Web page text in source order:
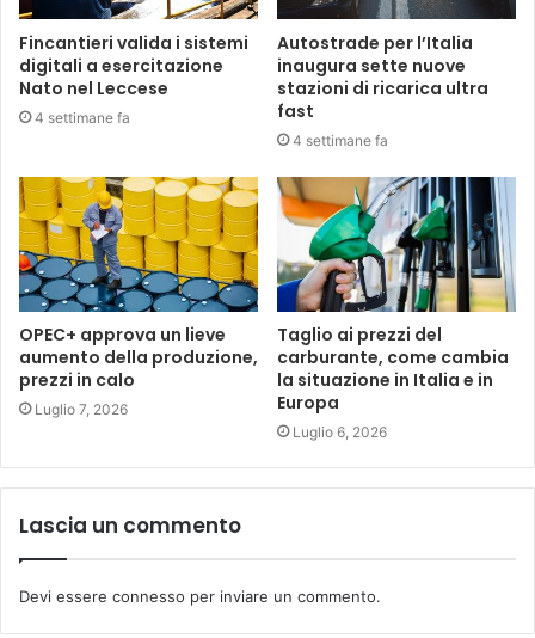
Fincantieri valida i sistemi
digitali a esercitazione
Nato nel Leccese
4 settimane fa
Autostrade per l’Italia
inaugura sette nuove
stazioni di ricarica ultra
fast
4 settimane fa
OPEC+ approva un lieve
aumento della produzione,
prezzi in calo
Luglio 7, 2026
Taglio ai prezzi del
carburante, come cambia
la situazione in Italia e in
Europa
Luglio 6, 2026
Lascia un commento
Devi essere connesso per inviare un commento.